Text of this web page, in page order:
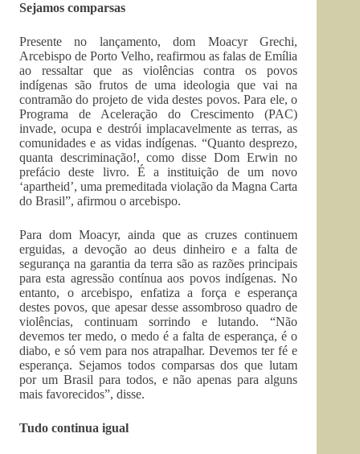
Sejamos comparsas
Presente no lançamento, dom Moacyr Grechi,
Arcebispo de Porto Velho, reafirmou as falas de Emília
ao ressaltar que as violências contra os povos
indígenas são frutos de uma ideologia que vai na
contramão do projeto de vida destes povos. Para ele, o
Programa de Aceleração do Crescimento (PAC)
invade, ocupa e destrói implacavelmente as terras, as
comunidades e as vidas indígenas. “Quanto desprezo,
quanta descriminação!, como disse Dom Erwin no
prefácio deste livro. É a instituição de um novo
‘apartheid’, uma premeditada violação da Magna Carta
do Brasil”, afirmou o arcebispo.
Para dom Moacyr, ainda que as cruzes continuem
erguidas, a devoção ao deus dinheiro e a falta de
segurança na garantia da terra são as razões principais
para esta agressão contínua aos povos indígenas. No
entanto, o arcebispo, enfatiza a força e esperança
destes povos, que apesar desse assombroso quadro de
violências, continuam sorrindo e lutando. “Não
devemos ter medo, o medo é a falta de esperança, é o
diabo, e só vem para nos atrapalhar. Devemos ter fé e
esperança. Sejamos todos comparsas dos que lutam
por um Brasil para todos, e não apenas para alguns
mais favorecidos”, disse.
Tudo continua igual